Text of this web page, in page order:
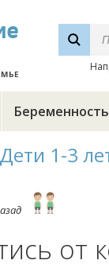
Беременность
Дети 1-3
от